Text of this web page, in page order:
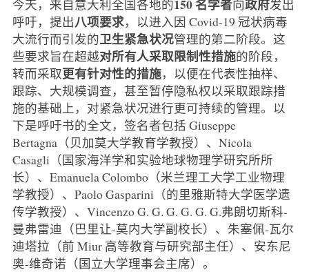
今天，来自意大利全国各地的150 名学者向政府发出
呼吁，提出八项要求，以进入因 Covid-19 冠状病毒
大流行而引发的卫生紧急状况管理的第二阶段。这
些要求旨在超越对所有人采取限制性措施的阶段，
转而采取更有针对性的措施，以便在代表性抽样、
跟踪、大规模调查，甚至暂停隐私权以采取跟踪措
施的基础上，对紧急状况进行更可持续的管理。以
下是呼吁书的全文，签名者包括 Giuseppe
Bertagna（贝加莫大学教育学教授）、Nicola
Casagli（国家海洋学和实验地球物理学研究所所
长）、Emanuela Colombo（米兰理工大学工业物理
学教授）、Paolo Gasparini（的里雅斯特大学医学遗
传学教授）、Vincenzo G. G. G. G. G. G.弗朗切斯科-
曼弗雷迪（巴里让-莫内大学副校长）、朱塞佩-瓦尔
迪塔拉（前 Miur 高等教育与研究部主任）、安东尼
奥-维奇诺（国立大学理事会主席）。